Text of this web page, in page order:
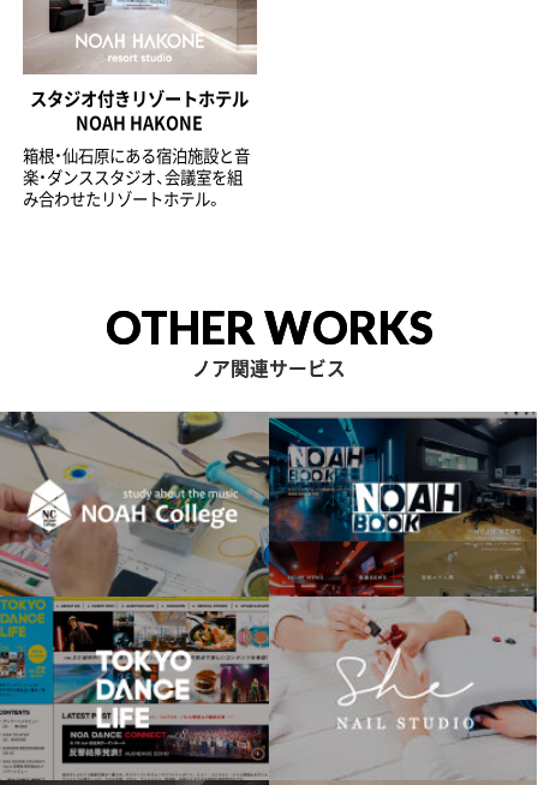
スタジオ付きリゾートホテル
NOAH HAKONE
箱根・仙石原にある宿泊施設と音
楽・ダンススタジオ、会議室を組
み合わせたリゾートホテル。
OTHER WORKS
ノア関連サービス